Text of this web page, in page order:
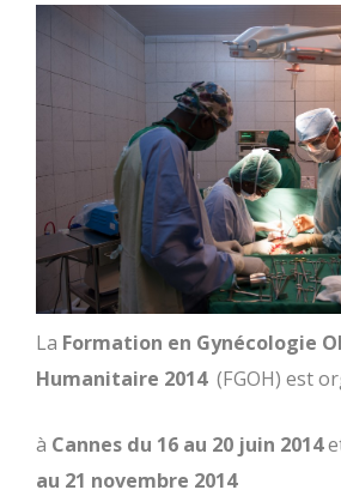
La Formation en Gynécologie
Humanitaire 2014 (FGOH) est
à Cannes du 16 au 20 juin 2014
au 21 novembre 2014